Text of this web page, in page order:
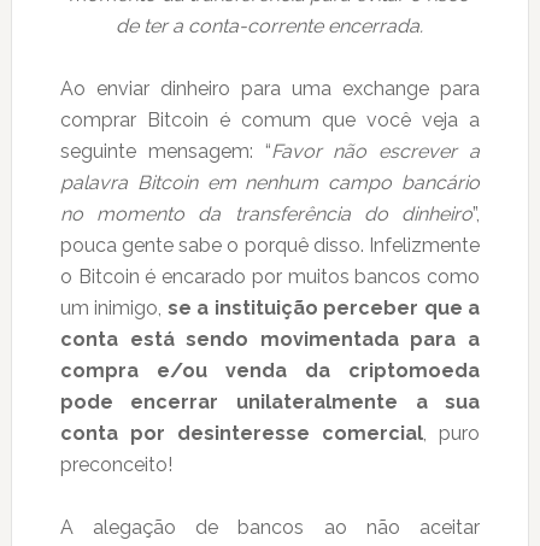
de ter a conta-corrente encerrada.
Ao enviar dinheiro para uma exchange para
comprar Bitcoin é comum que você veja a
seguinte mensagem: “Favor não escrever a
palavra Bitcoin em nenhum campo bancário
no momento da transferência do dinheiro”,
pouca gente sabe o porquê disso. Infelizmente
o Bitcoin é encarado por muitos bancos como
um inimigo, se a instituição perceber que a
conta está sendo movimentada para a
compra e/ou venda da criptomoeda
pode encerrar unilateralmente a sua
conta por desinteresse comercial, puro
preconceito!
A alegação de bancos ao não aceitar